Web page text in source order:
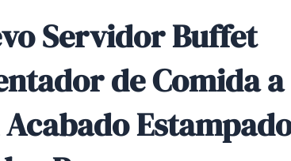
Servidor Buffet
de Comida